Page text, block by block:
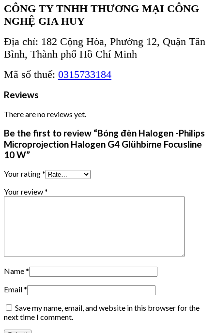
CÔNG TY TNHH THƯƠNG MẠI CÔNG
NGHỆ GIA HUY
Địa chỉ: 182 Cộng Hòa, Phường 12, Quận Tân
Bình, Thành phố Hồ Chí Minh
Mã số thuế: 0315733184
Reviews
There are no reviews yet.
Be the first to review “Bóng đèn Halogen -Philips
Microprojection Halogen G4 Glühbirne Focusline
10 W”
Your rating*
Your review*
Name*
Email*
Save my name, email, and website in this browser for the
next time I comment.